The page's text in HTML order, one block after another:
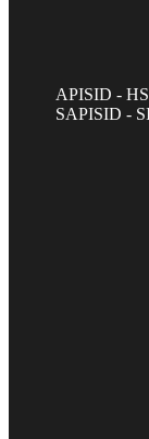
APISID -
SAPISID -